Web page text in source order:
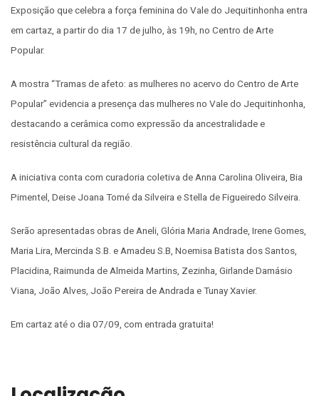
Exposição que celebra a força feminina do Vale do Jequitinhonha entra
em cartaz, a partir do dia 17 de julho, às 19h, no Centro de Arte
Popular.
A mostra “Tramas de afeto: as mulheres no acervo do Centro de Arte
Popular” evidencia a presença das mulheres no Vale do Jequitinhonha,
destacando a cerâmica como expressão da ancestralidade e
resistência cultural da região.
A iniciativa conta com curadoria coletiva de Anna Carolina Oliveira, Bia
Pimentel, Deise Joana Tomé da Silveira e Stella de Figueiredo Silveira.
Serão apresentadas obras de Aneli, Glória Maria Andrade, Irene Gomes,
Maria Lira, Mercinda S.B. e Amadeu S.B, Noemisa Batista dos Santos,
Placidina, Raimunda de Almeida Martins, Zezinha, Girlande Damásio
Viana, João Alves, João Pereira de Andrada e Tunay Xavier.
Em cartaz até o dia 07/09, com entrada gratuita!